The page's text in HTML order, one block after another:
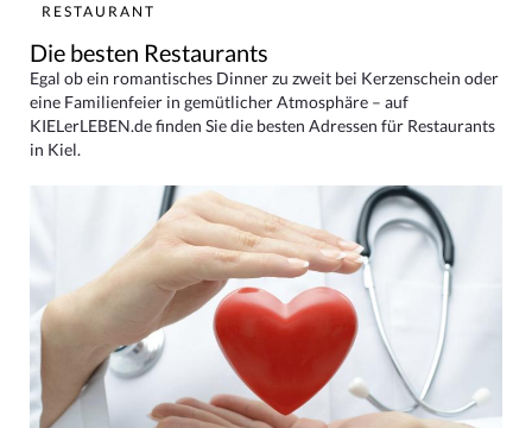
RESTAURANT
Die besten Restaurants
Egal ob ein romantisches Dinner zu zweit bei Kerzenschein oder
eine Familienfeier in gemütlicher Atmosphäre – auf
KIELerLEBEN.de finden Sie die besten Adressen für Restaurants
in Kiel.